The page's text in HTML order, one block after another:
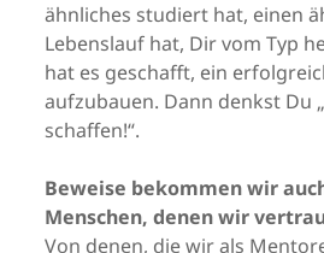
ähnliches studiert hat, einen
Lebenslauf hat, Dir vom Typ
hat es geschafft, ein
aufzubauen. Dann denkst Du
schaffen!“.
Beweise bekommen wir
Menschen, denen wir
Von denen, die wir als